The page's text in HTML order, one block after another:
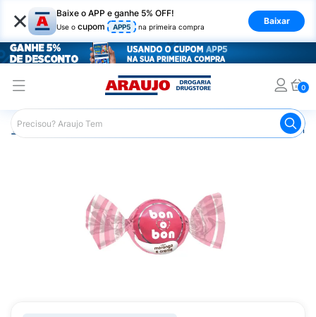
× Baixe o APP e ganhe 5% OFF!
Use o cupom APP5 na primeira compra
Baixar
0
Araujo Mercado Bombom